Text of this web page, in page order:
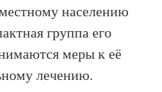
населению
группа его
меры к её
лечению.